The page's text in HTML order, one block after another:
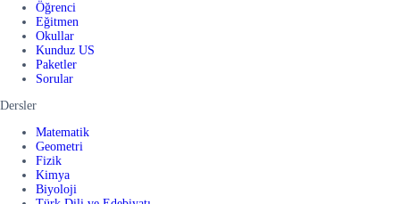
Öğrenci
Eğitmen
Okullar
Kunduz US
Paketler
Sorular
Dersler
Matematik
Geometri
Fizik
Kimya
Biyoloji